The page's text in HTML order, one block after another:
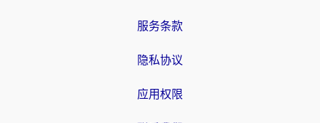
服务条款
隐私协议
应用权限